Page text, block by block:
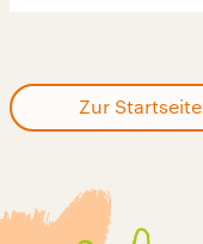
Zur Startseite